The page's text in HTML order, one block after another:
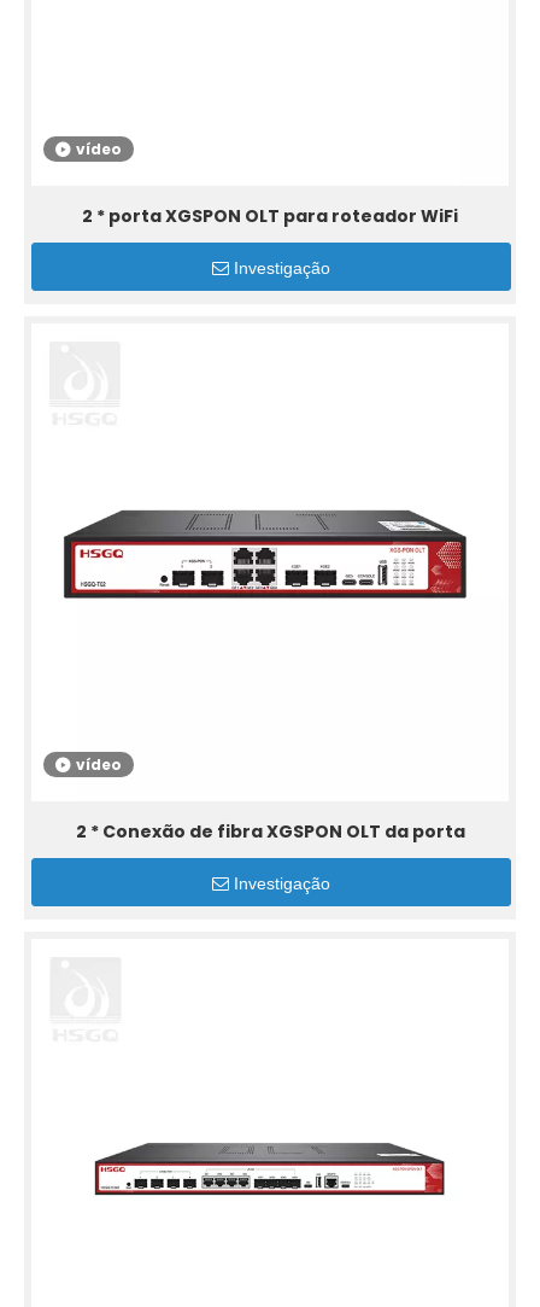
vídeo
2 * porta XGSPON OLT para roteador WiFi
Investigação
vídeo
2 * Conexão de fibra XGSPON OLT da porta
Investigação